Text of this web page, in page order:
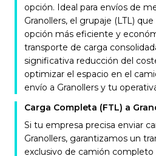
opción. Ideal para envíos de
Granollers, el grupaje (LTL)
opción más eficiente y
transporte de carga
significativa reducción del
optimizar el espacio en el
envío a Granollers y tu
Carga Completa (FTL) a
Si tu empresa precisa enviar
Granollers, garantizamos un
exclusivo de camión completo